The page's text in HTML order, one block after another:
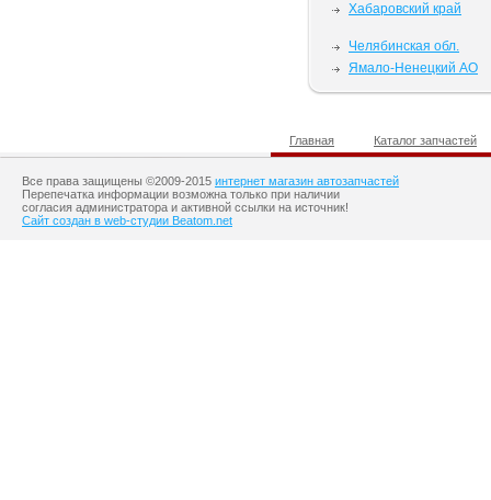
Хабаровский край
Челябинская обл.
Ямало-Ненецкий АО
Главная Каталог запчастей
Все права защищены ©2009-2015 интернет магазин автозапчастей
Перепечатка информации возможна только при наличии
согласия администратора и активной ссылки на источник!
Сайт создан в web-студии Beatom.net